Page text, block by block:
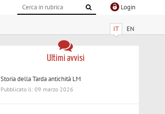
Login
IT EN
Ultimi avvisi
Storia della Tarda antichità LM
Pubblicato il: 09 marzo 2026